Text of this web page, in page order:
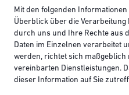
Mit den folgenden
Überblick über die
durch uns und Ihre Rechte aus
Daten im Einzelnen verarbeitet
werden, richtet sich maßgeblich
vereinbarten Dienstleistungen.
dieser Information auf Sie